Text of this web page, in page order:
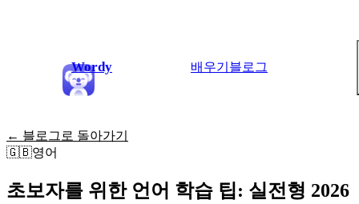
Wordy 배우기 블로그
← 블로그로 돌아가기
🇬🇧영어
초보자를 위한 언어 학습 팁: 실전형 2026